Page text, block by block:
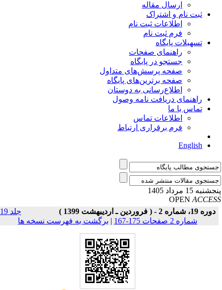
ارسال مقاله
ثبت نام و اشتراک
اطلاعات ثبت نام
فرم ثبت نام
تسهیلات پایگاه
راهنمای صفحات
جستجو در پایگاه
صفحه پرسش‌های متداول
صفحه برترین‌های پایگاه
اطلاع‌رسانی به دوستان
راهنمای دریافت نامه وصول
تماس با ما
اطلاعات تماس
فرم برقراری ارتباط
English
15 مرداد 1405
OPEN
دوره 19، شماره 2 - ( فروردین ـ اردیبهشت 1399 )
جلد 19
شماره 2 صفحات 175-167
| برگشت به فهرست نسخه ها